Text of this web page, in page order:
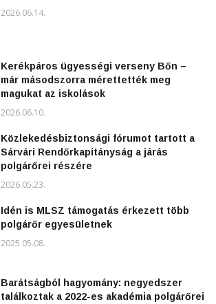
2026.06.14.
Kerékpáros ügyességi verseny Bőn –
már másodszorra mérettették meg
magukat az iskolások
2026.06.10.
Közlekedésbiztonsági fórumot tartott a
Sárvári Rendőrkapitányság a járás
polgárőrei részére
2026.05.23.
Idén is MLSZ támogatás érkezett több
polgárőr egyesületnek
2025.05.08.
Barátságból hagyomány: negyedszer
találkoztak a 2022-es akadémia polgárőrei